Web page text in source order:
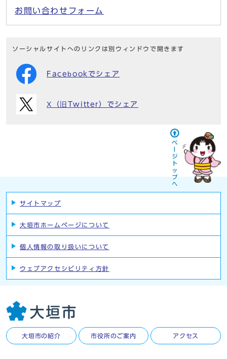
お問い合わせフォーム
ソーシャルサイトへのリンクは別ウィンドウで開きます
Facebookでシェア
X（旧Twitter）でシェア
サイトマップ
大垣市ホームページについて
個人情報の取り扱いについて
ウェブアクセシビリティ方針
大垣市の紹介 市役所のご案内 アクセス